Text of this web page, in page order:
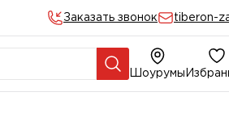
Заказать звонок tiberon-
Шоурумы